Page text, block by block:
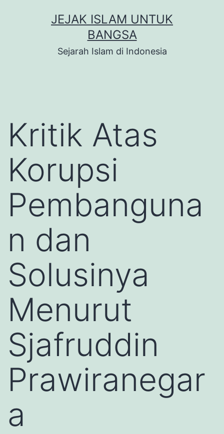
JEJAK ISLAM UNTUK
BANGSA
Sejarah Islam di Indonesia
Kritik Atas
Korupsi
Pembanguna
n dan
Solusinya
Menurut
Sjafruddin
Prawiranegar
a